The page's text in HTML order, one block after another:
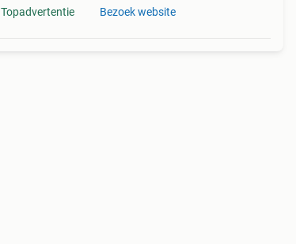
Topadvertentie Bezoek website